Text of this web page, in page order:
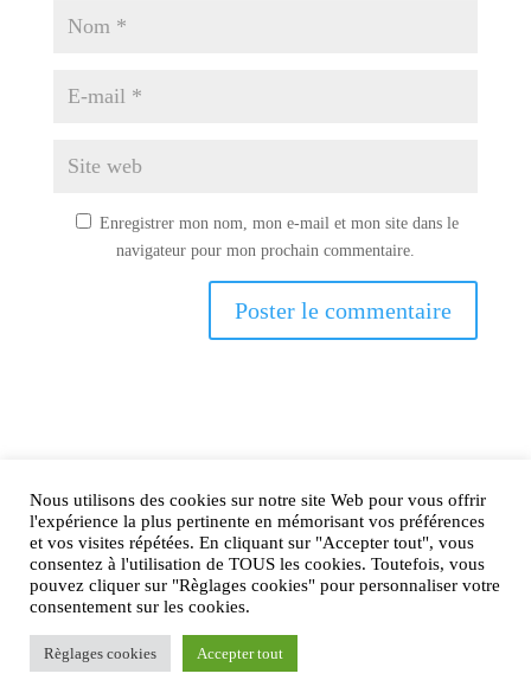
Enregistrer mon nom, mon e-mail et mon site dans le
navigateur pour mon prochain commentaire.
AIRtage 2024© Tous droits réservés
Mentions légales
Contactez-nous !
Nous utilisons des cookies sur notre site Web pour vous offrir
l'expérience la plus pertinente en mémorisant vos préférences
et vos visites répétées. En cliquant sur "Accepter tout", vous
consentez à l'utilisation de TOUS les cookies. Toutefois, vous
pouvez cliquer sur "Règlages cookies" pour personnaliser votre
consentement sur les cookies.
Règlages cookies Accepter tout